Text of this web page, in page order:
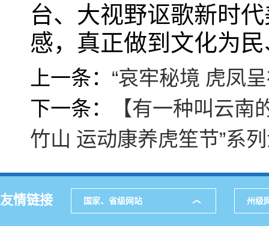
台、大视野讴歌新时
感，真正做到文化为
上一条： “哀牢秘境 虎凤
下一条：
【有一种叫云
竹山 运动康养虎笙节”系
友情链接 国家、省级网站 州级